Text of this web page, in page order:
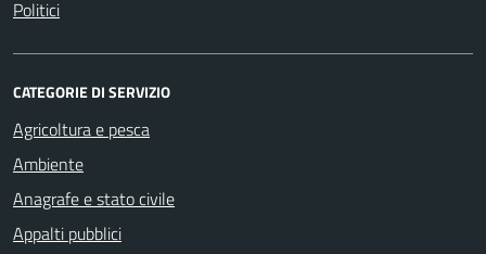
Politici
CATEGORIE DI SERVIZIO
Agricoltura e pesca
Ambiente
Anagrafe e stato civile
Appalti pubblici